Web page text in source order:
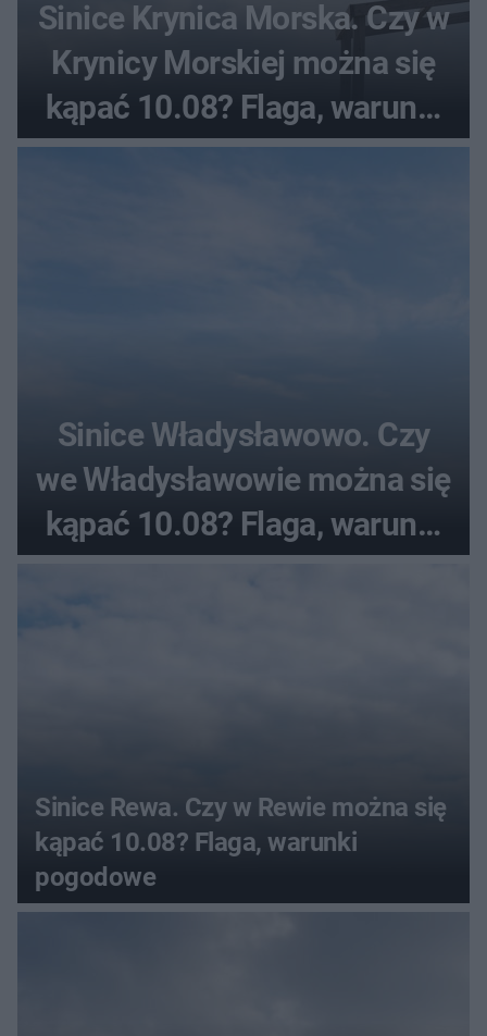
Sinice Krynica Morska. Czy w
Krynicy Morskiej można się
kąpać 10.08? Flaga, warunki
pogodowe
Sinice Władysławowo. Czy
we Władysławowie można się
kąpać 10.08? Flaga, warunki
Sinice Rewa. Czy w Rewie można się
kąpać 10.08? Flaga, warunki
pogodowe